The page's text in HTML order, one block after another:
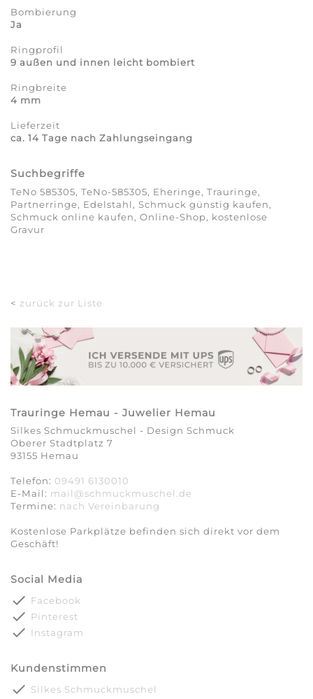
Bombierung
Ja
Ringprofil
9 außen und innen leicht bombiert
Ringbreite
4 mm
Lieferzeit
ca. 14 Tage nach Zahlungseingang
Suchbegriffe
TeNo 585305, TeNo-585305, Eheringe, Trauringe,
Partnerringe, Edelstahl, Schmuck günstig kaufen,
Schmuck online kaufen, Online-Shop, kostenlose
Gravur
< zurück zur Liste
Trauringe Hemau - Juwelier Hemau
Silkes Schmuckmuschel - Design Schmuck
Oberer Stadtplatz 7
93155 Hemau
Telefon: 09491 6130010
E-Mail: mail@schmuckmuschel.de
Termine: nach Vereinbarung​​​​​​​
Kostenlose Parkplätze befinden sich direkt vor dem
Geschäft!
Social Media
done Facebook
done Pinterest
done Instagram
Kundenstimmen
done Silkes Schmuckmuschel